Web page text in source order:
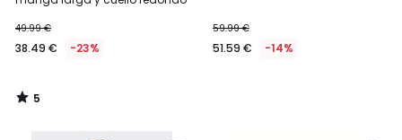
49.99 €
38.49 € -23%
5
/
59.99 €
51.59 € -14%